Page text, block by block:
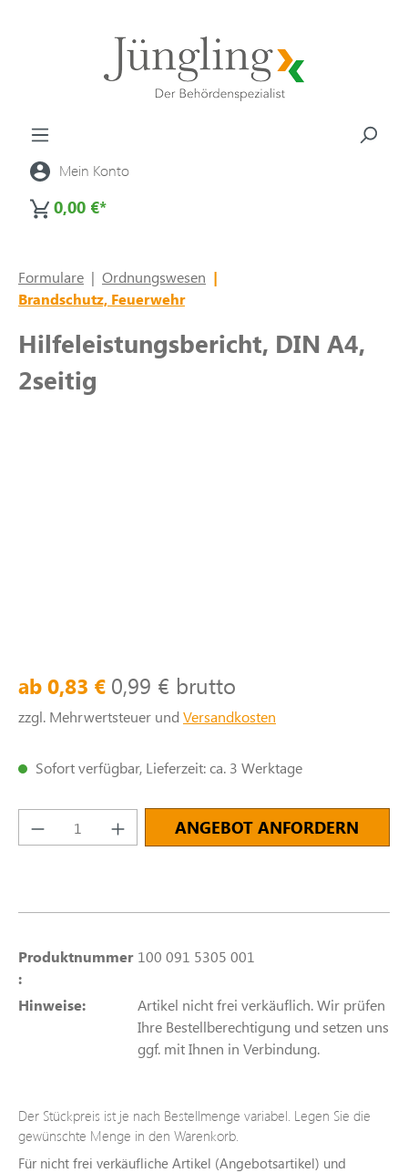
Mein Konto
0,00 €*
Formulare | Ordnungswesen |
Brandschutz, Feuerwehr
Hilfeleistungsbericht, DIN A4,
2seitig
ab 0,83 € 0,99 € brutto
zzgl. Mehrwertsteuer und Versandkosten
Sofort verfügbar, Lieferzeit: ca. 3 Werktage
Produkt Anzahl: Gib den gewünschten
ANGEBOT ANFORDERN
Produktnummer
:
100 091 5305 001
Hinweise:
Artikel nicht frei verkäuflich. Wir prüfen
Ihre Bestellberechtigung und setzen uns
ggf. mit Ihnen in Verbindung.
Der Stückpreis ist je nach Bestellmenge variabel. Legen Sie die
gewünschte Menge in den Warenkorb.
Für nicht frei verkäufliche Artikel (Angebotsartikel) und